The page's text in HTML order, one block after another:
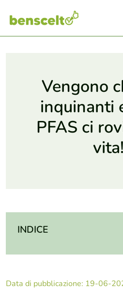
Vengono
inquinanti
PFAS ci
vita!
INDICE
Data di pubblicazione: 19-06-